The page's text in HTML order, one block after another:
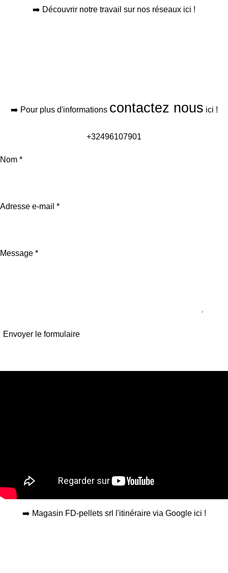
➡️ Découvrir notre travail sur nos réseaux ici !
➡️ Pour plus d'informations contactez nous ici !
+32496107901
Nom *
Adresse e-mail *
Message *
Envoyer le formulaire
➡️ Magasin FD-pellets srl l'itinéraire via Google ici !